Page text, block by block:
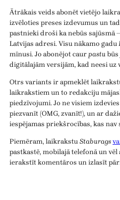
Ātrākais veids abonēt vietējo
izvēloties preses izdevumus un
pastnieki droši ka nebūs sajūsmā
Latvijas adresi. Visu nākamo gadu
mīnusi. Jo abonējot caurpastubūs
digitālajām versijām, kad neesi uz
Otrs variants ir apmeklēt
laikrakstiem un to redakciju
piedzīvojumi. Jo ne visiem
piezvanīt (OMG, zvanīt!), un ar
iespējamas priekšrocības, kas
Piemēram, laikrakstuStaburags
pastkastē, mobilajā telefonā un
ierakstīt komentāros un izlasīt